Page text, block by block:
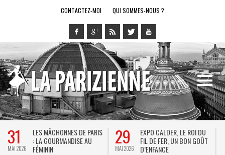
CONTACTEZ-MOI QUI SOMMES-NOUS ?
31
MAI 2026
LES MÂCHONNES DE PARIS
: LA GOURMANDISE AU
FÉMININ
29
MAI 2026
EXPO CALDER, LE ROI DU
FIL DE FER, UN BON GOÛT
D’ENFANCE